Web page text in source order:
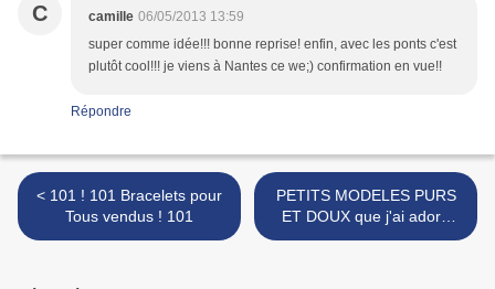
C camille 06/05/2013 13:59
super comme idée!!! bonne reprise! enfin, avec les ponts c'est
plutôt cool!!! je viens à Nantes ce we;) confirmation en vue!!
Répondre
< 101 ! 101 Bracelets pour
Tous vendus ! 101
PETITS MODELES PURS
ET DOUX que j'ai adoré
faire >